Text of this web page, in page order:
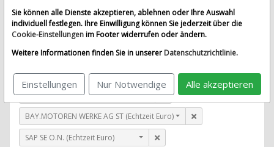
SelectQuote (Echtzeit USD)
AIRBUS SE (Echtzeit Euro)
ALLIANZ SE NA O.N. (Echtzeit Euro)
BAY.MOTOREN WERKE AG ST (Echtzeit Euro)
SAP SE O.N. (Echtzeit Euro)
Sie können alle Dienste akzeptieren, ablehnen oder Ihre Auswahl
individuell festlegen. Ihre Einwilligung können Sie jederzeit über die
Cookie-Einstellungenim Footer widerrufen oder ändern.
Weitere Informationen finden Sie in unserer Datenschutzrichtlinie.
Einstellungen Nur Notwendige Alle akzeptieren